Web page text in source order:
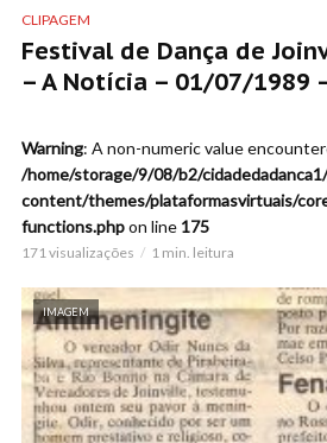
CLIPAGEM
Festival de Dança de
– A Notícia – 01/07/1989
Warning: A non-numeric value
/home/storage/9/08/b2/
content/themes/plataformasvirtuais/
functions.phpon line 175
171 visualizações 1 min. leitura
IMAGEM